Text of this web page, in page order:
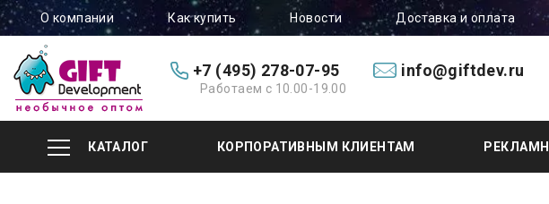
О компании Как купить Новости Доставка и оплата
+7 (495) 278-07-95
Работаем с 10.00-19.00
info@giftdev.ru
КАТАЛОГ КОРПОРАТИВНЫМ КЛИЕНТАМ